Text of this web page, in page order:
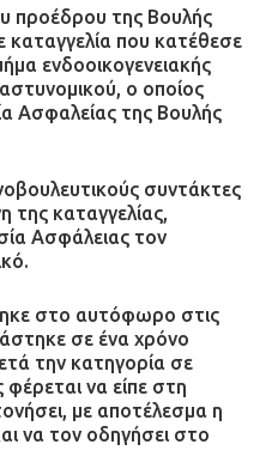
προέδρου της Βουλής
που κατέθεσε
ενδοοικογενειακής
ο οποίος
Ασφαλείας της Βουλής
συντάκτες
της καταγγελίας,
Ασφάλειας τον
στο αυτόφωρο στις
σε ένα χρόνο
την κατηγορία σε
να είπε στη
με αποτέλεσμα η
να τον οδηγήσει στο